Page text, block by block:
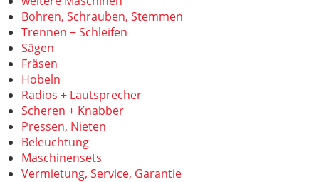
Bohren, Schrauben, Stemmen
Trennen + Schleifen
Sägen
Fräsen
Hobeln
Radios + Lautsprecher
Scheren + Knabber
Pressen, Nieten
Beleuchtung
Maschinensets
Vermietung, Service, Garantie